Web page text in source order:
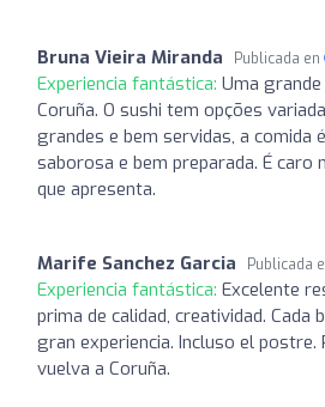
Bruna Vieira Miranda Publicada en
Experiencia fantástica: Uma
Coruña. O sushi tem opções
grandes e bem servidas, a comida
saborosa e bem preparada. É caro
que apresenta.
Marife Sanchez Garcia Publicada
Experiencia fantástica: Excelente
prima de calidad, creatividad. Cada
gran experiencia. Incluso el postre.
vuelva a Coruña.